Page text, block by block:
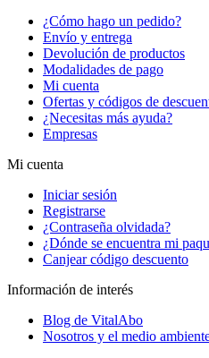
¿Cómo hago un pedido?
Envío y entrega
Devolución de productos
Modalidades de pago
Mi cuenta
Ofertas y códigos de
¿Necesitas más ayuda?
Empresas
Mi cuenta
Iniciar sesión
Registrarse
¿Contraseña olvidada?
¿Dónde se encuentra mi
Canjear código descuento
Información de interés
Blog de VitalAbo
Nosotros y el medio